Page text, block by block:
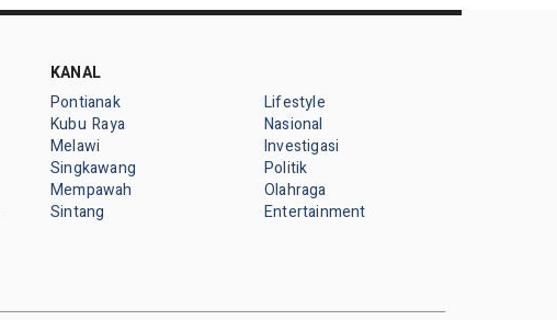
KANAL
Pontianak
Kubu Raya
Melawi
Singkawang
Mempawah
Sintang
Lifestyle
Nasional
Investigasi
Politik
Olahraga
Entertainment